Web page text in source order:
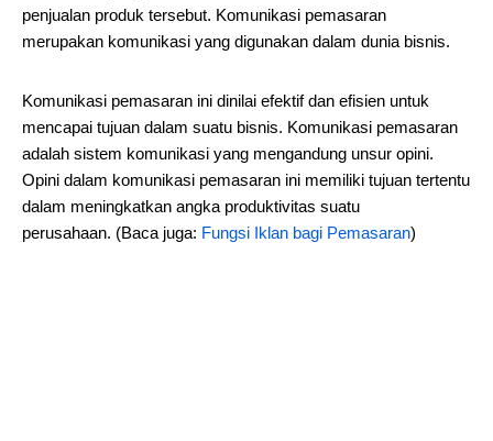
penjualan produk tersebut. Komunikasi pemasaran
merupakan komunikasi yang digunakan dalam dunia bisnis.
Komunikasi pemasaran ini dinilai efektif dan efisien untuk
mencapai tujuan dalam suatu bisnis. Komunikasi pemasaran
adalah sistem komunikasi yang mengandung unsur opini.
Opini dalam komunikasi pemasaran ini memiliki tujuan tertentu
dalam meningkatkan angka produktivitas suatu
perusahaan. (Baca juga: Fungsi Iklan bagi Pemasaran)